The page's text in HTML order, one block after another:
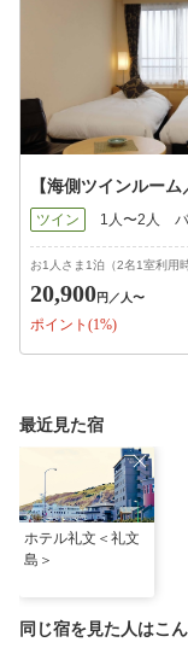
【海側ツインルー
ツイン 1人〜2人
お1人さま1泊（2名1室利用
20,900円 ／人〜
ポイント(1%)
最近見た宿
ホテル礼文＜礼文
島＞
同じ宿を見た人はこ